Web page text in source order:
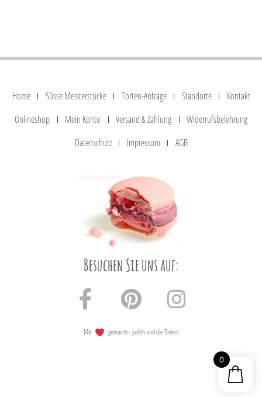
Home Süsse Meisterstücke Torten-Anfrage Standorte
Kontakt
Onlineshop
Mein Konto Versand & Zahlung
Widerrufsbelehrung
Datenschutz
Impressum AGB
Besuchen Sie uns auf:
Mit gemacht - Judith und die Torten
0